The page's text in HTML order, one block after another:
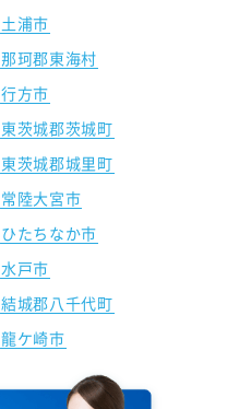
土浦市
那珂郡東海村
行方市
東茨城郡茨城町
東茨城郡城里町
常陸大宮市
ひたちなか市
水戸市
結城郡八千代町
龍ケ崎市